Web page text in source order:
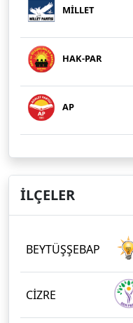
MİLLET
HAK-PAR
AP
İLÇELER
BEYTÜŞŞEBAP
CİZRE